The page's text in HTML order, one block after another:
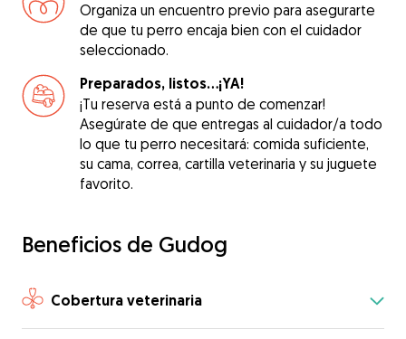
Organiza un encuentro previo para asegurarte
de que tu perro encaja bien con el cuidador
seleccionado.
Preparados, listos...¡YA!
¡Tu reserva está a punto de comenzar!
Asegúrate de que entregas al cuidador/a todo
lo que tu perro necesitará: comida suficiente,
su cama, correa, cartilla veterinaria y su juguete
favorito.
Beneficios de Gudog
Cobertura veterinaria